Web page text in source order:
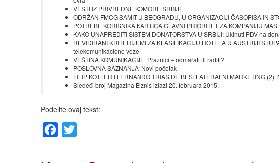
VESTI IZ PRIVREDNE KOMORE SRBIJE
ODRŽAN FMCG SAMIT U BEOGRADU, U ORGANIZACIJI ČASOPISA IN
POTREBE KORISNIKA KARTICA GLAVNI PRIORITET ZA KOMPANIJU
KAKO UNAPREDITI SISTEM DONATORSTVA U SRBIJI: Ukinuti PDV na
REVIDIRANI KRITERIJUMI ZA KLASIFIKACIJU HOTELA U AUSTRIJI
telekomunikacione veze
VEŠTINA KOMUNIKACIJE: Praznici – odmarati ili raditi?
POSLOVNA SAZNANJA: Novi početak
FILIP KOTLER I FERNANDO TRIAS DE BES: LATERALNI MARKETING
Sledeći broj Magazina Biznis izlazi 20. februara 2015.
Podelite ovaj tekst:
Facebook